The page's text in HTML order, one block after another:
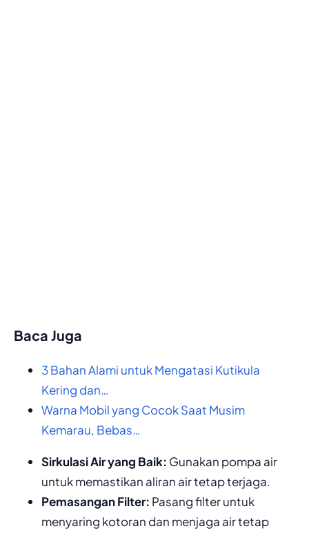
Baca Juga
3 Bahan Alami untuk Mengatasi Kutikula
Kering dan…
Warna Mobil yang Cocok Saat Musim
Kemarau, Bebas…
Sirkulasi Air yang Baik: Gunakan pompa air
untuk memastikan aliran air tetap terjaga.
Pemasangan Filter: Pasang filter untuk
menyaring kotoran dan menjaga air tetap